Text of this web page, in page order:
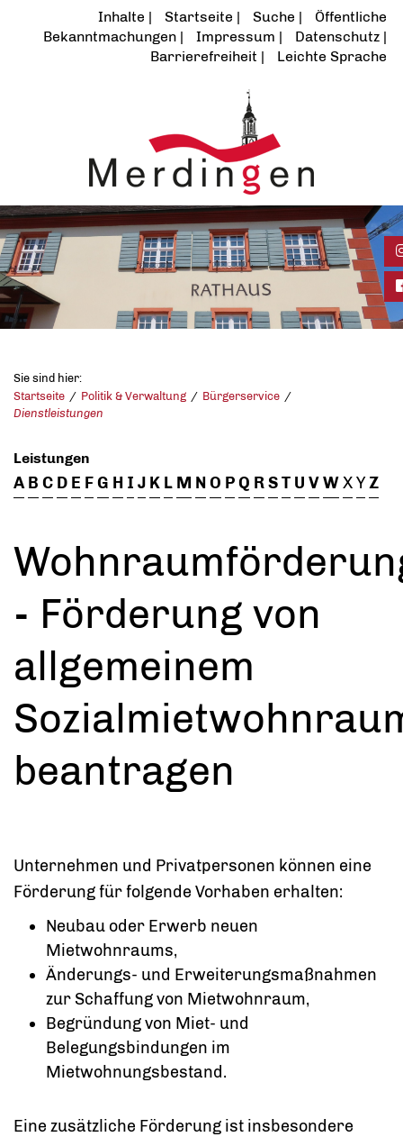
Inhalte Startseite Suche
Öffentliche
Bekanntmachungen
Impressum
Datenschutz
Barrierefreiheit
Leichte Sprache
Sie sind hier:
Startseite
Politik & Verwaltung
Bürgerservice
Dienstleistungen
Leistungen
A B C D E FG H I J K L M NO PQ RST U VWXYZ
- Förderung von
allgemeinem
beantragen
Unternehmen und Privatpersonen können eine
Förderung für folgende Vorhaben erhalten:
Neubau oder Erwerb neuen
Mietwohnraums,
Änderungs- und Erweiterungsmaßnahmen
zur Schaffung von Mietwohnraum,
Begründung von Miet- und
Belegungsbindungen im
Mietwohnungsbestand.
Eine zusätzliche Förderung ist insbesondere